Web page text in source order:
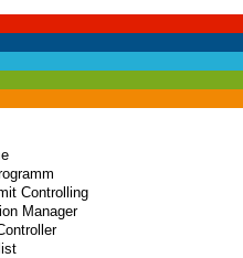
Controlling
Manager